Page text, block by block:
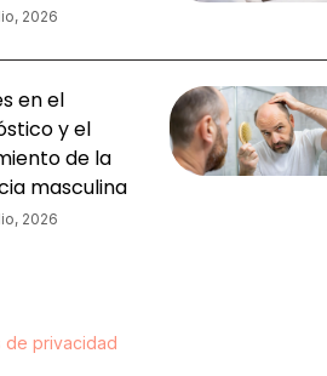
2026
en el
y el
de la
masculina
2026
de privacidad